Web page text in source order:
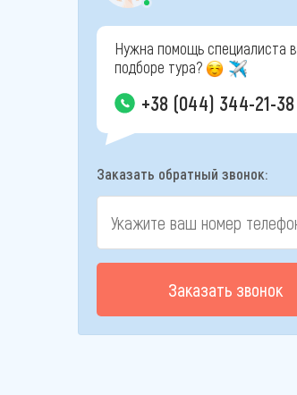
Нужна помощь специалиста в
подборе тура?
+38 (044) 344-21-38
Заказать обратный звонок:
Заказать звонок